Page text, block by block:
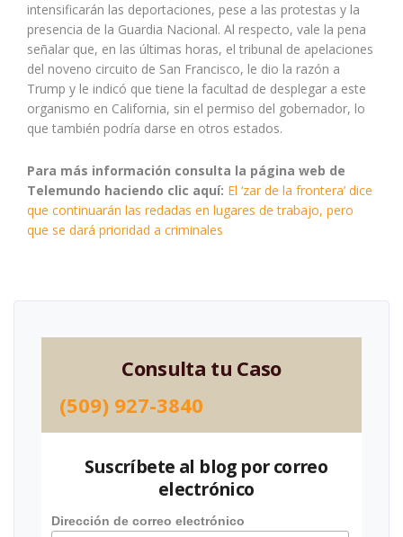
intensificarán las deportaciones, pese a las protestas y la
presencia de la Guardia Nacional. Al respecto, vale la pena
señalar que, en las últimas horas, el tribunal de apelaciones
del noveno circuito de San Francisco, le dio la razón a
Trump y le indicó que tiene la facultad de desplegar a este
organismo en California, sin el permiso del gobernador, lo
que también podría darse en otros estados.
Para más información consulta la página web de
Telemundo haciendo clic aquí: El ‘zar de la frontera’ dice
que continuarán las redadas en lugares de trabajo, pero
que se dará prioridad a criminales
Consulta tu Caso
(509) 927-3840
Suscríbete al blog por correo
electrónico
Dirección de correo electrónico